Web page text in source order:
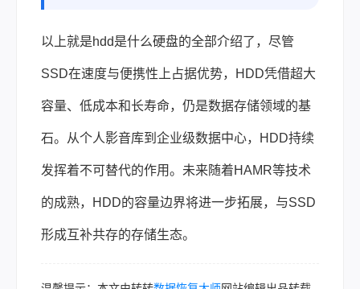
以上就是hdd是什么硬盘的全部介绍了，尽管
SSD在速度与便携性上占据优势，HDD凭借超大
容量、低成本和长寿命，仍是数据存储领域的基
石。从个人影音库到企业级数据中心，HDD持续
发挥着不可替代的作用。未来随着HAMR等技术
的成熟，HDD的容量边界将进一步拓展，与SSD
形成互补共存的存储生态。